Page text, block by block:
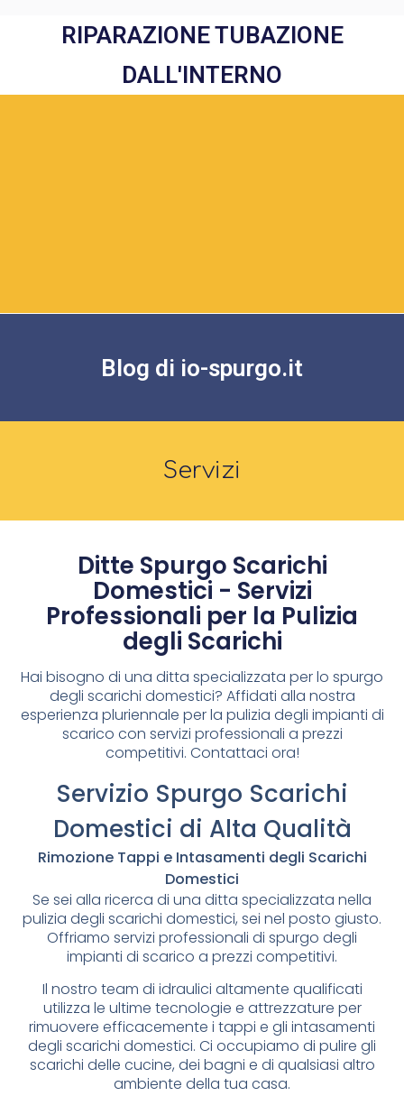
RIPARAZIONE TUBAZIONE
DALL'INTERNO
Blog di io-spurgo.it
Servizi
Ditte Spurgo Scarichi
Domestici - Servizi
Professionali per la Pulizia
degli Scarichi
Hai bisogno di una ditta specializzata per lo spurgo
degli scarichi domestici? Affidati alla nostra
esperienza pluriennale per la pulizia degli impianti di
scarico con servizi professionali a prezzi
competitivi. Contattaci ora!
Servizio Spurgo Scarichi
Domestici di Alta Qualità
Rimozione Tappi e Intasamenti degli Scarichi
Domestici
Se sei alla ricerca di una ditta specializzata nella
pulizia degli scarichi domestici, sei nel posto giusto.
Offriamo servizi professionali di spurgo degli
impianti di scarico a prezzi competitivi.
Il nostro team di idraulici altamente qualificati
utilizza le ultime tecnologie e attrezzature per
rimuovere efficacemente i tappi e gli intasamenti
degli scarichi domestici. Ci occupiamo di pulire gli
scarichi delle cucine, dei bagni e di qualsiasi altro
ambiente della tua casa.